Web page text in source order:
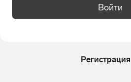
Войти
Регистрация